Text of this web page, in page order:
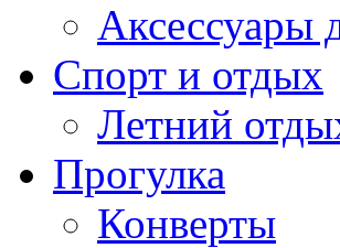
Аксессуары
Спорт и отдых
Летний
Прогулка
Конверты